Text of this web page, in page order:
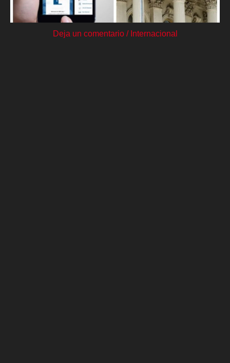
Deja un comentario / Internacional